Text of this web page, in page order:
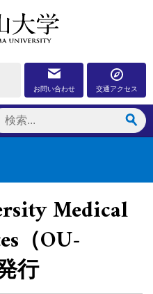
お問い合わせ 交通アクセス
Medical
（OU-
行